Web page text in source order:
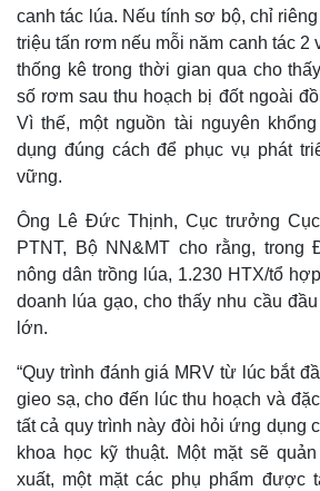
canh tác lúa. Nếu tính sơ bộ, chỉ
triệu tấn rơm nếu mỗi năm canh tác 2
thống kê trong thời gian qua cho
số rơm sau thu hoạch bị đốt ngoài
Vì thế, một nguồn tài nguyên
dụng đúng cách để phục vụ phát
vững.
Ông Lê Đức Thịnh, Cục trưởng
PTNT, Bộ NN&MT cho rằng,
nông dân trồng lúa, 1.230 HTX/tổ
doanh lúa gạo, cho thấy nhu cầu
lớn.
“Quy trình đánh giá MRV từ lúc bắt
gieo sạ, cho đến lúc thu hoạch và
tất cả quy trình này đòi hỏi ứng dụng
khoa học kỹ thuật. Một mặt sẽ
xuất, một mặt các phụ phẩm được